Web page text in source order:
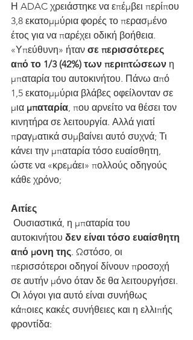
Η ADAC χρειάστηκε να επέμβει περίπου
3,8 εκατομμύρια φορές το περασμένο
έτος για να παρέχει οδική βοήθεια.
«Υπεύθυνη» ήταν σε περισσότερες
από το 1/3 (42%) των περιπτώσεων η
μπαταρία του αυτοκινήτου. Πάνω από
1,5 εκατομμύρια βλάβες οφείλονταν σε
μια μπαταρία, που αρνείτο να θέσει τον
κινητήρα σε λειτουργία. Αλλά γιατί
πραγματικά συμβαίνει αυτό συχνά; Τι
κάνει την μπαταρία τόσο ευαίσθητη,
ώστε να «κρεμάει» πολλούς οδηγούς
κάθε χρόνο;
Αιτίες
αυτοκινήτου δεν είναι τόσο ευαίσθητη
από μονη της. Ωστόσο, οι
περισσότεροι οδηγοί δίνουν προσοχή
σε αυτήν μόνο όταν δε θα λειτουργήσει.
Οι λόγοι για αυτό είναι συνήθως
κάποιες κακές συνήθειες και η ελλιπής
φροντίδα: